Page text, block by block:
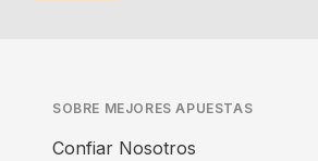
SOBRE MEJORES APUESTAS
Confiar Nosotros